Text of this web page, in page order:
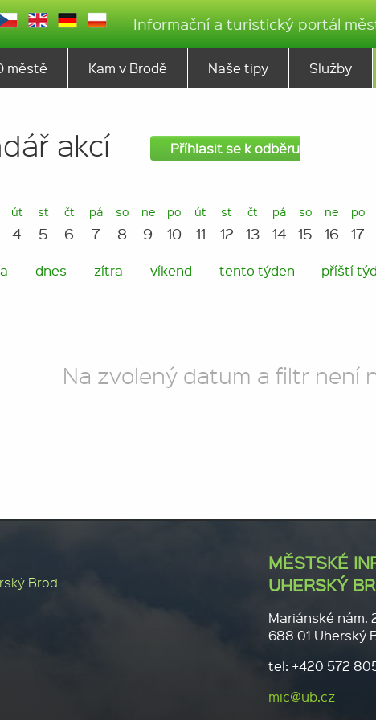
Informační a turistický portál
městě Kam v Brodě Naše tipy Služby
akcí
Příhlasit se k odběru
út
4
st
5
čt
6
pá
7
so
8
ne
9
po
10
út
11
st
12
čt
13
pá
14
so
15
ne
16
po
17
dnes zítra víkend tento týden příští
Na zvolený datum a filtr není
Brod
MĚSTSKÉ
UHERSKÝ
Mariánské nám.
688 01 Uherský
tel: +420 572
mic@ub.cz